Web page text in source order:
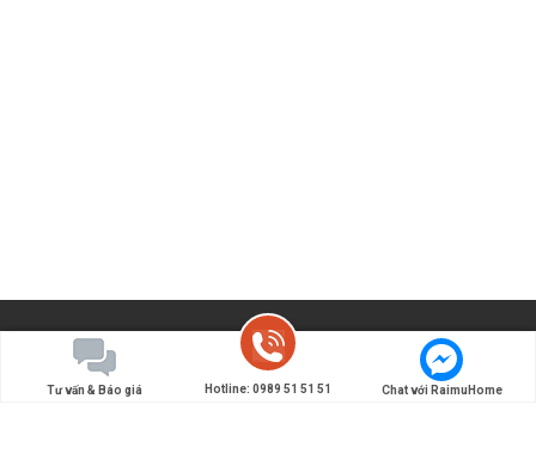
Tư vấn & Báo giá Hotline: 0989 51 51 51 Chat với RaimuHome